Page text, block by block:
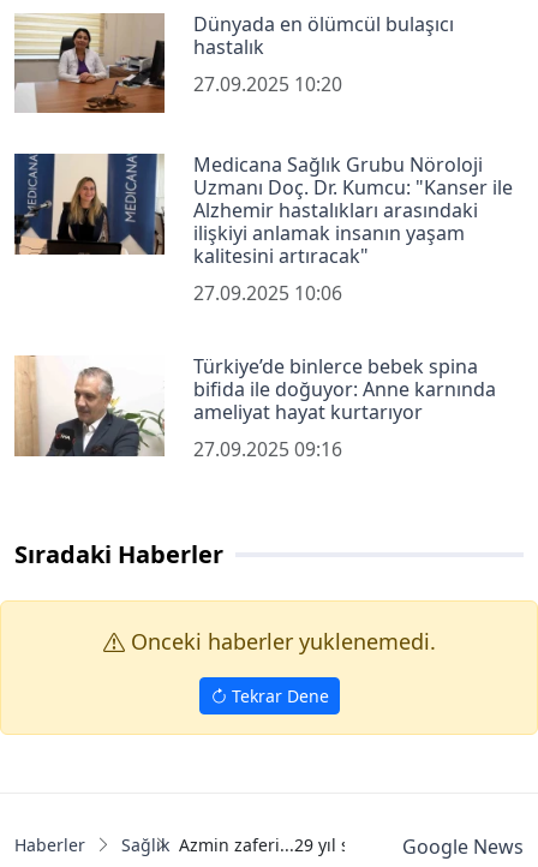
Dünyada en ölümcül bulaşıcı
hastalık
27.09.2025 10:20
Medicana Sağlık Grubu Nöroloji
Uzmanı Doç. Dr. Kumcu: "Kanser ile
Alzhemir hastalıkları arasındaki
ilişkiyi anlamak insanın yaşam
kalitesini artıracak"
27.09.2025 10:06
Türkiye’de binlerce bebek spina
bifida ile doğuyor: Anne karnında
ameliyat hayat kurtarıyor
27.09.2025 09:16
Sıradaki Haberler
Onceki haberler yuklenemedi.
Tekrar Dene
Haberler Sağlık Azmin zaferi...29 yıl sonra ayağa kalkıp
Google News